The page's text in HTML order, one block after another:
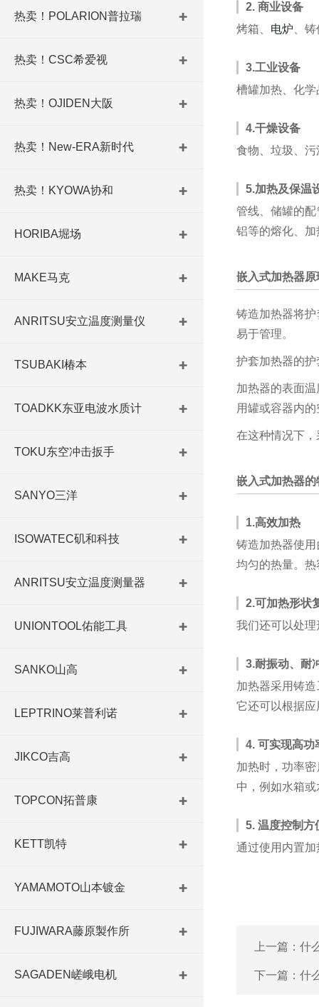
2. 商业设备
烤箱、 电炉 、
3.工业设备
槽罐加热、化
4.干燥设备
食物、垃圾、
5.加热及保温
管线、储罐的
铝等的熔化、
嵌入式加热器原
铸造加热器将
易于管理。
护套加热器的
加热器的表面
用罐或容器内
在这种情况下
嵌入式加热器的
1.高效加热
铸造加热器使
均匀的热量。
2.可加热形状
我们还可以处
3.耐振动、耐
加热器采用铸
它还可以根据
4. 可实现高功
加热时，功率
中，例如水箱
5. 温度控制方
通过使用内置
上一篇： 什
下一篇： 什
热卖！POLARION普拉瑞
热卖！CSC希爱视
热卖！OJIDEN大阪
热卖！New-ERA新时代
热卖！KYOWA协和
HORIBA堀场
MAKE马克
ANRITSU安立温度测量仪
TSUBAKI椿本
TOADKK东亚电波水质计
TOKU东空冲击扳手
SANYO三洋
ISOWATEC矶和科技
ANRITSU安立温度测量器
UNIONTOOL佑能工具
SANKO山高
LEPTRINO莱普利诺
JIKCO吉高
TOPCON拓普康
KETT凯特
YAMAMOTO山本镀金
FUJIWARA藤原製作所
SAGADEN嵯峨电机